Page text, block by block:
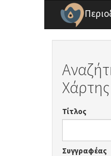
Παράκαμψη προς το κυρίως
Χάρτης
Τίτλος
Συγγραφέας